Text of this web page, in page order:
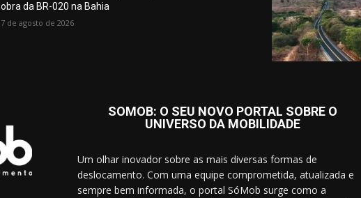
obra da BR-020 na Bahia
7 de agosto de 2026
SOMOB: O SEU NOVO PORTAL SOBRE O
UNIVERSO DA MOBILIDADE
Um olhar inovador sobre as mais diversas formas de
deslocamento. Com uma equipe comprometida, atualizada e
sempre bem informada, o portal SóMob surge como a